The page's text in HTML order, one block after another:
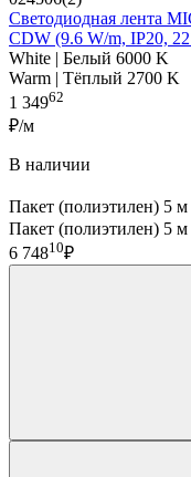
Светодиодная лента
CDW (9.6 W/m, IP20,
White | Белый 6000 K
Warm | Тёплый 2700 K
1 34962
₽/м
В наличии
Пакет (полиэтилен) 5
Пакет (полиэтилен) 5 м
6 74810₽